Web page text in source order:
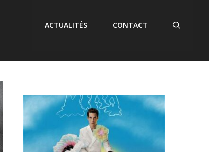
ACTUALITÉS CONTACT